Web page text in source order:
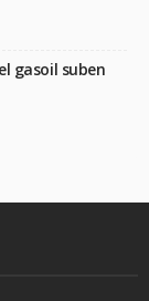
gasoil suben